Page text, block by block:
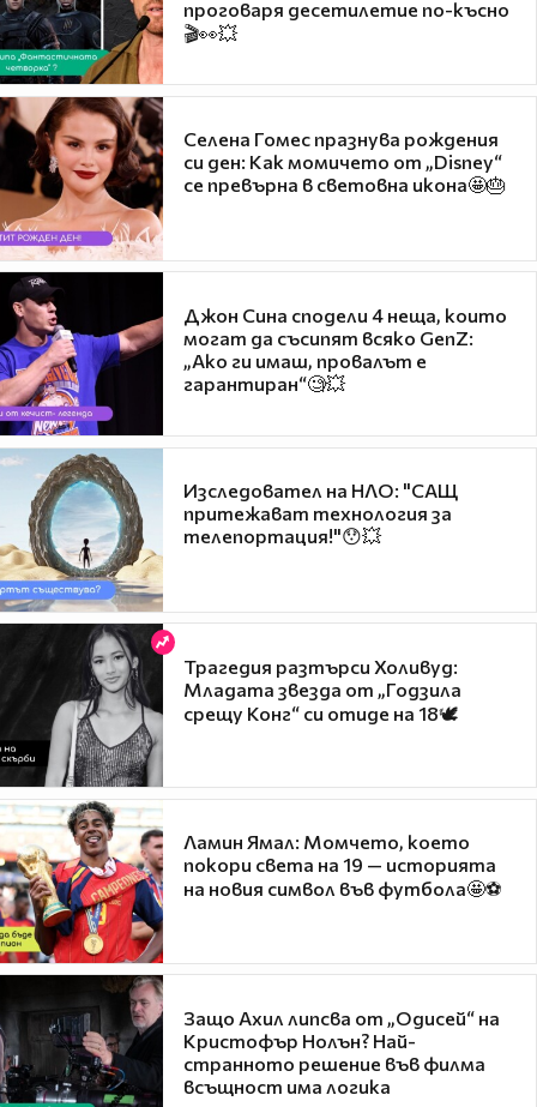
проговаря десетилетие по-късно
🎬👀💥
Селена Гомес празнува рождения
си ден: Как момичето от „Disney“
се превърна в световна икона🤩🎂
Джон Сина сподели 4 неща, които
могат да съсипят всяко GenZ:
„Ако ги имаш, провалът е
гарантиран“🧐💥
Изследовател на НЛО: "САЩ
притежават технология за
телепортация!"😯💥
Трагедия разтърси Холивуд:
Младата звезда от „Годзила
срещу Конг“ си отиде на 18🕊️
Ламин Ямал: Момчето, което
покори света на 19 — историята
на новия символ във футбола🤩⚽
Защо Ахил липсва от „Одисей“ на
Кристофър Нолън? Най-
странното решение във филма
всъщност има логика